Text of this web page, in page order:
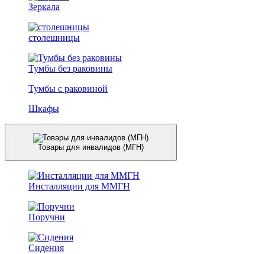
Зеркала
столешницы
Тумбы без раковины
Тумбы с раковиной
Шкафы
Товары для инвалидов (МГН)
Инсталляции для ММГН
Поручни
Сидения